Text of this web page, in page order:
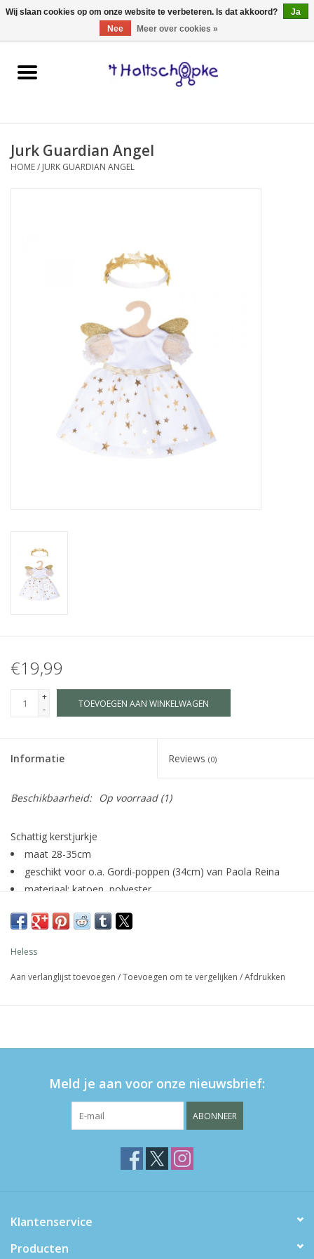
0 Artikelen - €0,00
Home
spellen
Jurk Guardian Angel
HOME/ JURK GUARDIAN ANGEL
€19,99
+
-
TOEVOEGEN AAN WINKELWAGEN
Informatie Reviews (0)
Beschikbaarheid: Op voorraad(1)
Schattig kerstjurkje
maat 28-35cm
geschikt voor o.a. Gordi-poppen (34cm) van Paola Reina
materiaal: katoen, polyester
sterren
Heless
Aan verlanglijst toevoegen /Toevoegen om te vergelijken /Afdrukken
Meld je aan voor onze nieuwsbrief:
ABONNEER
Klantenservice
Producten
Wij slaan cookies op om onze website te verbeteren. Is dat akkoord?
Ja
Nee
Meer over cookies »